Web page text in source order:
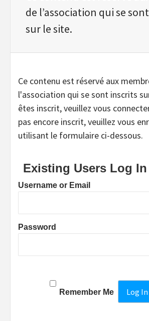
de l’association qui se
sur le site.
Ce contenu est réservé aux
l'association qui se sont inscrits
êtes inscrit, veuillez vous
pas encore inscrit, veuillez vous
utilisant le formulaire ci-dessous.
Existing Users Log In
Username or Email
Password
Remember Me